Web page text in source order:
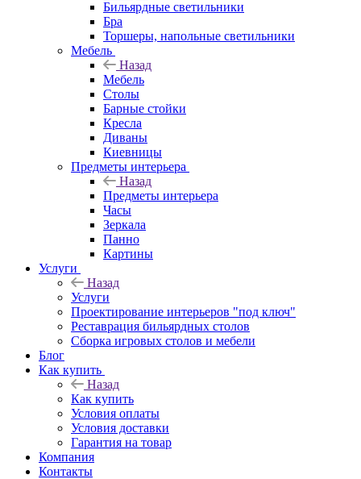
Бильярдные светильники
Бра
Торшеры, напольные светильники
Мебель
Назад
Мебель
Столы
Барные стойки
Кресла
Диваны
Киевницы
Предметы интерьера
Назад
Предметы интерьера
Часы
Зеркала
Панно
Картины
Услуги
Назад
Услуги
Проектирование интерьеров "под ключ"
Реставрация бильярдных столов
Сборка игровых столов и мебели
Блог
Как купить
Назад
Как купить
Условия оплаты
Условия доставки
Гарантия на товар
Компания
Контакты